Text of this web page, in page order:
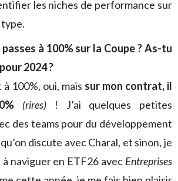
les niches de performance sur
à 100% sur la Coupe ? As-tu
2024 ?
100%, oui, mais sur mon contrat, il
(rires) ! J’ai quelques petites
des teams pour du développement
discute avec Charal, et sinon, je
naviguer en ETF26 avec Entreprises